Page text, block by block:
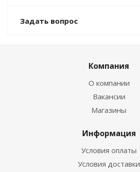
Задать вопрос
Компания
О компании
Вакансии
Магазины
Информация
Условия оплаты
Условия доставки